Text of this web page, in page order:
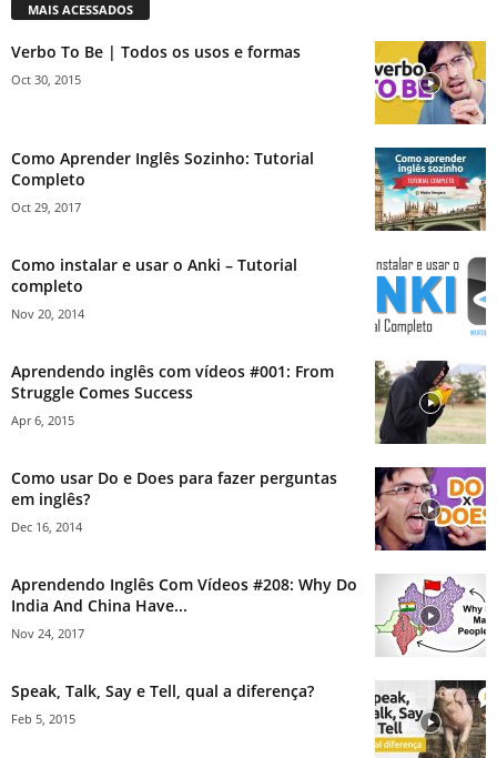
MAIS ACESSADOS
Verbo To Be | Todos os usos e formas
Oct 30, 2015
Como Aprender Inglês Sozinho: Tutorial
Completo
Oct 29, 2017
Como instalar e usar o Anki – Tutorial
completo
Nov 20, 2014
Aprendendo inglês com vídeos #001: From
Struggle Comes Success
Apr 6, 2015
Como usar Do e Does para fazer perguntas
em inglês?
Dec 16, 2014
Aprendendo Inglês Com Vídeos #208: Why Do
India And China Have...
Nov 24, 2017
Speak, Talk, Say e Tell, qual a diferença?
Feb 5, 2015